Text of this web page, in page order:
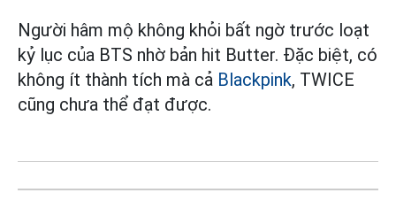
Người hâm mộ không khỏi bất ngờ trước loạt
kỷ lục của BTS nhờ bản hit Butter. Đặc biệt, có
không ít thành tích mà cả Blackpink, TWICE
cũng chưa thể đạt được.